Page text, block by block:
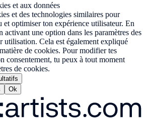
et aux données
et des technologies similaires pour
et optimiser ton expérience utilisateur. En
une option dans les paramètres des
utilisation. Cela est également expliqué
de cookies. Pour modifier tes
consentement, tu peux à tout moment
de cookies.
Ok